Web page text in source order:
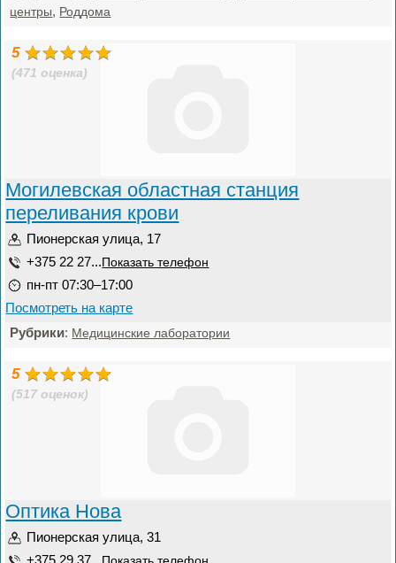
центры, Роддома
5
(471 оценка)
Могилевская областная станция
переливания крови
Пионерская улица, 17
+375 22 27... Показать телефон
пн-пт 07:30–17:00
Посмотреть на карте
Рубрики: Медицинские лаборатории
5
(517 оценок)
Оптика Нова
Пионерская улица, 31
+375 29 37...